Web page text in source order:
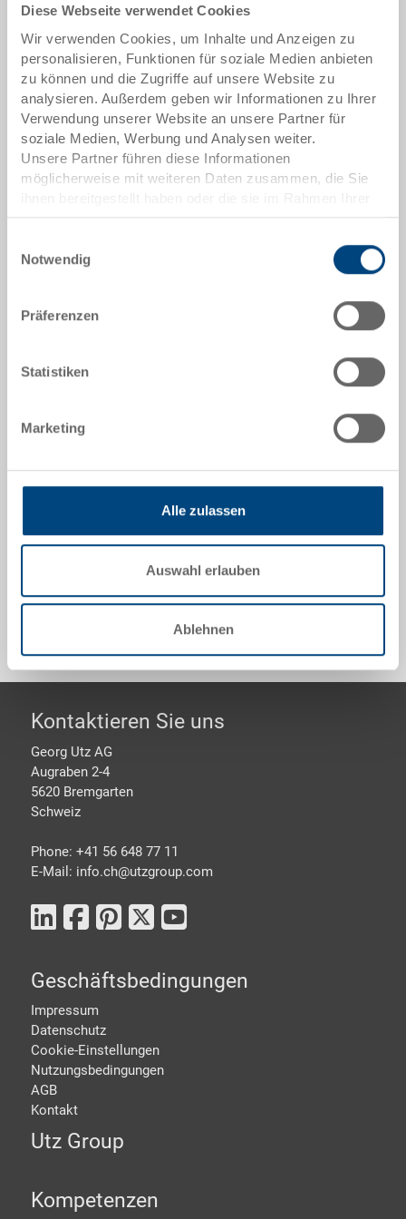
Diese Webseite verwendet Cookies
Wir verwenden Cookies, um Inhalte und Anzeigen zu
personalisieren, Funktionen für soziale Medien anbieten
zu können und die Zugriffe auf unsere Website zu
analysieren. Außerdem geben wir Informationen zu Ihrer
Verwendung unserer Website an unsere Partner für
soziale Medien, Werbung und Analysen weiter.
Unsere Partner führen diese Informationen
möglicherweise mit weiteren Daten zusammen, die Sie
Nutzung der Dienste gesammelt haben.
Notwendig
Präferenzen
Statistiken
Marketing
Alle zulassen
Auswahl erlauben
Ablehnen
Artikeldaten
Bestellnummer
3-207Z-72.7000.0101
Aussenmasse:
400 x 300 x 170 mm
Farbe:
Seitenwände geschlossen, Boden verrippt, 2
Optionales Zubehör
Footer
Kontaktieren Sie uns
Georg Utz AG
Augraben 2-4
5620 Bremgarten
Schweiz
Phone: +41 56 648 77 11
E-Mail: info.ch@utzgroup.com
Geschäftsbedingungen
Impressum
Datenschutz
Cookie-Einstellungen
Nutzungsbedingungen
AGB
Kontakt
Utz Group
Kompetenzen